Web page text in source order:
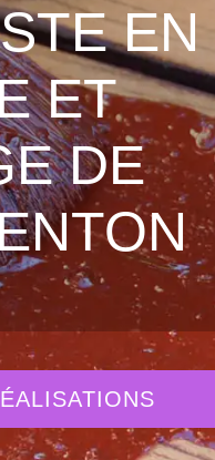
EN
ET
DE